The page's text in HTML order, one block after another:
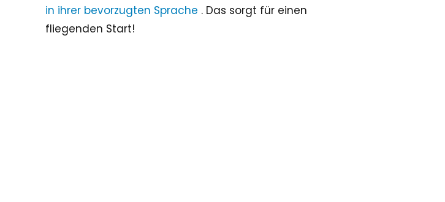
in ihrer bevorzugten Sprache . Das sorgt für einen
fliegenden Start!